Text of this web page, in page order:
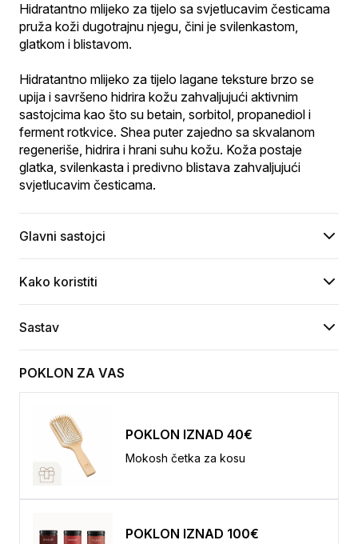
Hidratantno mlijeko za tijelo sa svjetlucavim česticama
pruža koži dugotrajnu njegu, čini je svilenkastom,
glatkom i blistavom.
Hidratantno mlijeko za tijelo lagane teksture brzo se
upija i savršeno hidrira kožu zahvaljujući aktivnim
sastojcima kao što su betain, sorbitol, propanediol i
ferment rotkvice. Shea puter zajedno sa skvalanom
regeneriše, hidrira i hrani suhu kožu. Koža postaje
glatka, svilenkasta i predivno blistava zahvaljujući
svjetlucavim česticama.
Glavni sastojci
Kako koristiti
Sastav
POKLON ZA VAS
POKLON IZNAD 40€
Mokosh četka za kosu
POKLON IZNAD 100€